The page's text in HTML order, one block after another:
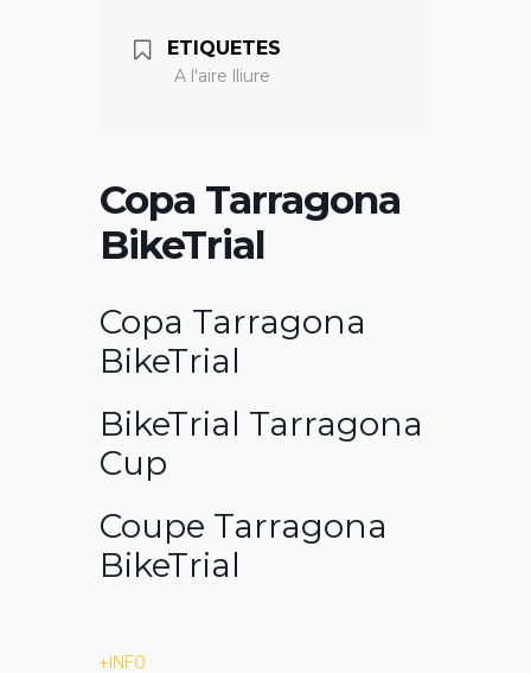
ETIQUETES
A l'aire lliure
Copa Tarragona
BikeTrial
Copa Tarragona
BikeTrial
BikeTrial Tarragona
Cup
Coupe Tarragona
BikeTrial
+INFO